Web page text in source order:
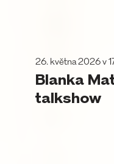
26. května 2026 v
Blanka
talkshow